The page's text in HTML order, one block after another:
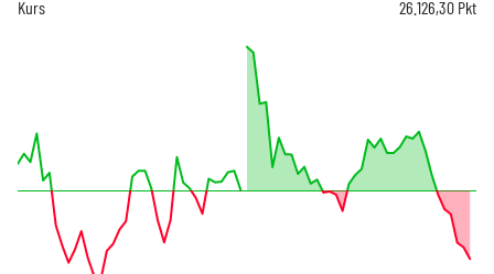
Kurs 26.126,30 Pkt